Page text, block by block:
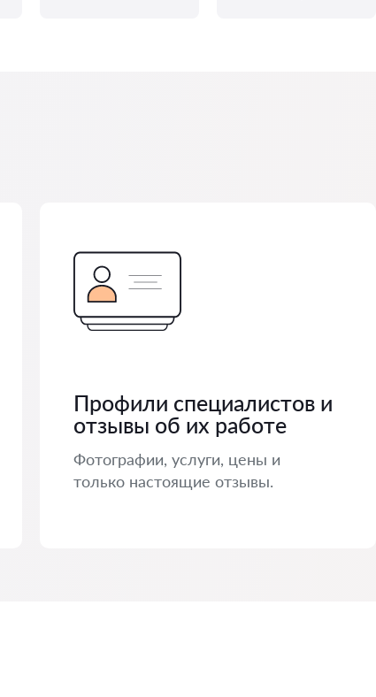
Профили специалистов и
отзывы об их работе
Фотографии, услуги, цены и
только настоящие отзывы.